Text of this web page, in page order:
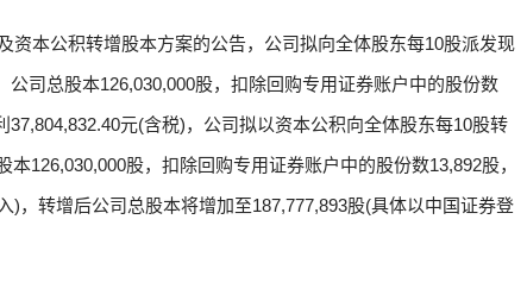
资本公积转增股本方案的公告，公司拟向全体股东每10股派发现
公司总股本126,030,000股，扣除回购专用证券账户中的股份数
元(含税)，公司拟以资本公积向全体股东每10股转
126,030,000股，扣除回购专用证券账户中的股份数13,892股，
)，转增后公司总股本将增加至187,777,893股(具体以中国证券登